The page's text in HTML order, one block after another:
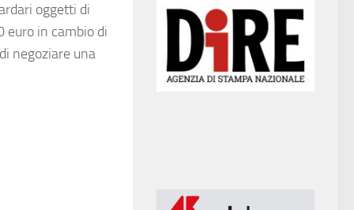
oggetti di
euro in cambio di
negoziare una